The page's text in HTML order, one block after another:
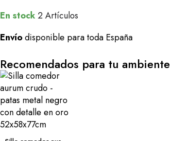
En stock 2 Artículos
Envío disponible para toda España
Recomendados para tu ambiente